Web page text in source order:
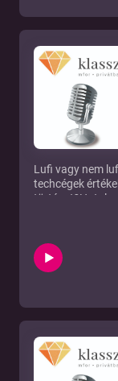
Lufi vagy nem
techcégek
a Klasszis
Investment CEE